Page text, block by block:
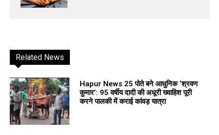
Related News
Hapur News 25 पोते बने आधुनिक ‘श्रवण
कुमार’: 95 वर्षीय दादी की अधूरी ख्वाहिश पूरी
करने पालकी में कराई कांवड़ यात्रा